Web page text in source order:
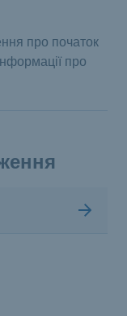
про початок
про